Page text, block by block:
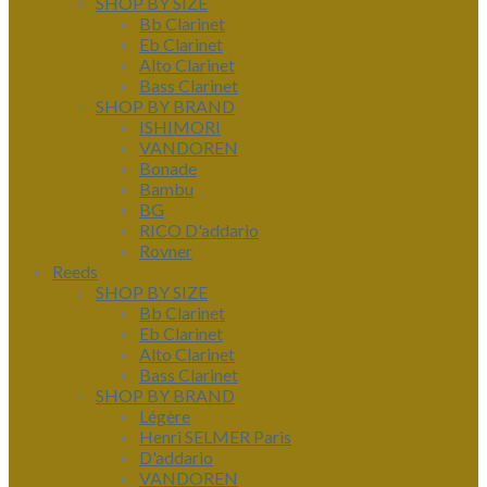
Bb Clarinet
Eb Clarinet
Alto Clarinet
Bass Clarinet
SHOP BY BRAND
ISHIMORI
VANDOREN
Bonade
Bambu
BG
RICO D'addario
Rovner
Reeds
SHOP BY SIZE
Bb Clarinet
Eb Clarinet
Alto Clarinet
Bass Clarinet
SHOP BY BRAND
Légère
Henri SELMER Paris
D'addario
VANDOREN